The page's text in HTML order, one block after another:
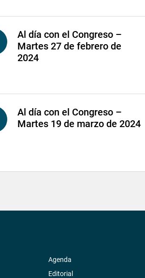
Al día con el Congreso –
Martes 27 de febrero de
2024
Al día con el Congreso –
Martes 19 de marzo de 2024
Agenda
Editorial